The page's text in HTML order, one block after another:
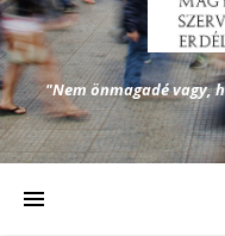
"Nem önmagadé vagy,